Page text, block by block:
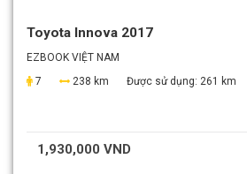
Toyota Innova 2017
EZBOOK VIỆT NAM
7
238 km Được sử dụng: 261 km
1,930,000 VND